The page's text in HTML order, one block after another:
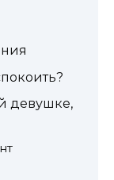
девушке,